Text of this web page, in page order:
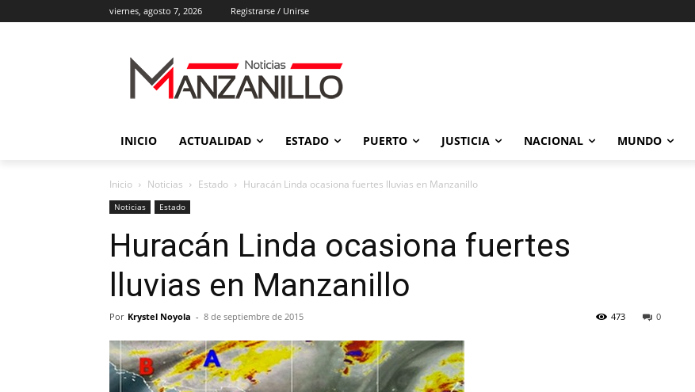
viernes, agosto 7, 2026 Registrarse / Unirse
INICIO ACTUALIDAD ESTADO PUERTO JUSTICIA NACIONAL MUNDO
Inicio Noticias Estado Huracán Linda ocasiona fuertes lluvias en Manzanillo
Noticias Estado
Huracán Linda ocasiona fuertes
lluvias en Manzanillo
Por Krystel Noyola - 8 de septiembre de 2015 0
473